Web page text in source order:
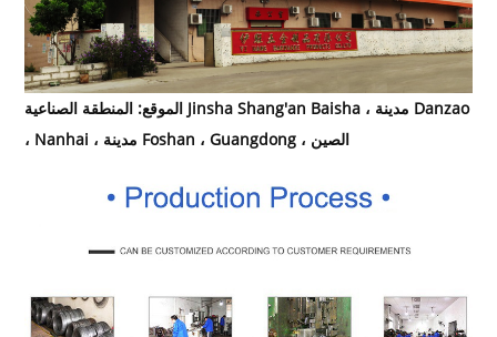
الموقع: المنطقة الصناعية Jinsha Shang'an Baisha ، مدينة Danzao
، Nanhai ، مدينة Foshan ، Guangdong ، الصين